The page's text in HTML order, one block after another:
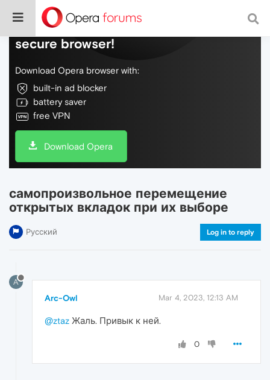
Do more on the web, with a fast and
secure browser!
Download Opera browser with:
built-in ad blocker
battery saver
free VPN
Download Opera
самопроизвольное перемещение
открытых вкладок при их выборе
Русский Log in to reply
A
Arc-Owl Mar 4, 2023, 12:13 AM
@ztaz Жаль. Привык к ней.
0